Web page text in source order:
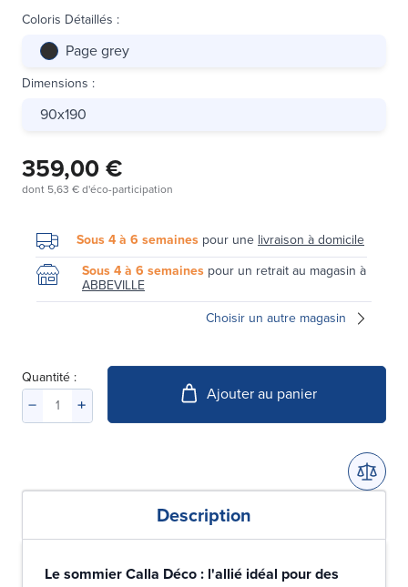
Coloris Détaillés :
Page grey
Dimensions :
90x190
359,00 €
dont 5,63 €d'éco-participation
Sous 4 à 6 semaines pour une livraison à domicile
Sous 4 à 6 semaines pour un retrait au magasin à
ABBEVILLE
Choisir un autre magasin
Quantité :
Ajouter au panier
Description
Le sommier Calla Déco : l'allié idéal pour des